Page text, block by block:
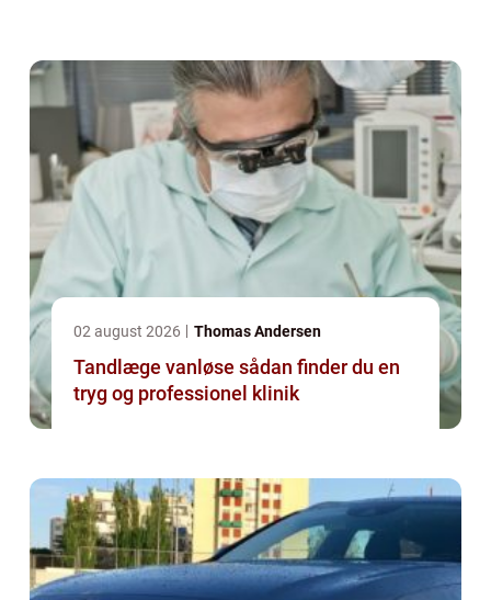
02 august 2026 Thomas Andersen
Tandlæge vanløse sådan finder du en
tryg og professionel klinik